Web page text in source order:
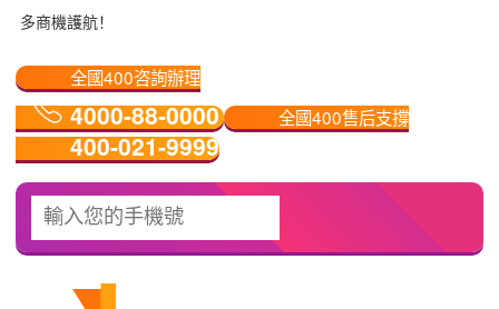
多商機護航！
全國400咨詢辦理
4000-88-0000 全國400售后支撐
400-021-9999